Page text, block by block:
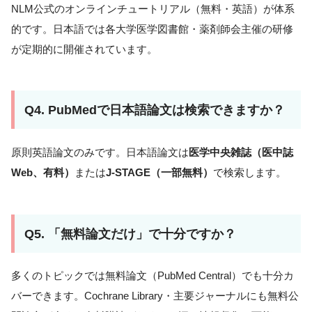
NLM公式のオンラインチュートリアル（無料・英語）が体系
的です。日本語では各大学医学図書館・薬剤師会主催の研修
が定期的に開催されています。
Q4. PubMedで日本語論文は検索できますか？
原則英語論文のみです。日本語論文は医学中央雑誌（医中誌
Web、有料）
またはJ-STAGE（一部無料） で検索します。
Q5. 「無料論文だけ」で十分ですか？
多くのトピックでは無料論文（PubMed Central）でも十分カ
バーできます。Cochrane Library・主要ジャーナルにも無料公